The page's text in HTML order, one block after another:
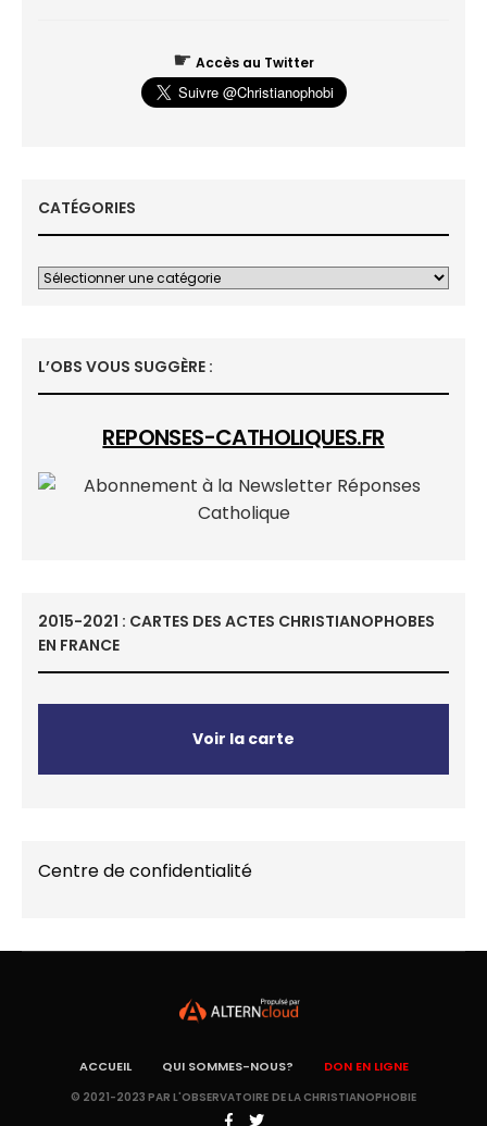
☛ Accès au Twitter
CATÉGORIES
L’OBS VOUS SUGGÈRE :
REPONSES-CATHOLIQUES.FR
2015-2021 : CARTES DES ACTES CHRISTIANOPHOBES
EN FRANCE
Voir la carte
Centre de confidentialité
ACCUEIL QUI SOMMES-NOUS? DON EN LIGNE
© 2021-2023 PAR L'OBSERVATOIRE DE LA CHRISTIANOPHOBIE